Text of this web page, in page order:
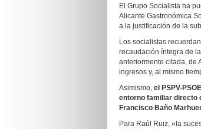
El Grupo Socialista ha
Alicante Gastronómica
a la justificación de la
Los socialistas
recaudación íntegra de
anteriormente citada, de
ingresos y, al mismo
Asimismo, el PSPV-
entorno familiar directo
Francisco Baño
Para Raúl Ruiz, «la